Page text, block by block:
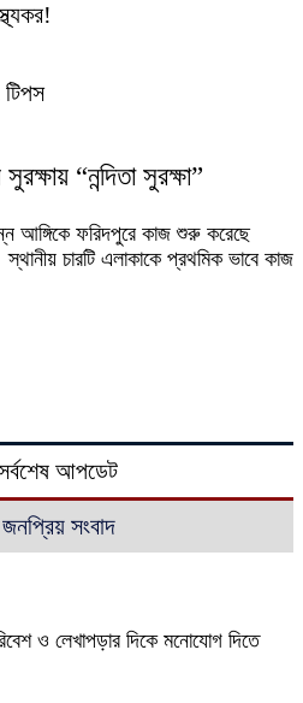
টিপস
“নন্দিতা সুরক্ষা”
আঙ্গিকে ফরিদপুরে কাজ শুরু করেছে
স্থানীয় চারটি এলাকাকে প্রথমিক ভাবে কাজ
আপডেট
জনপ্রিয় সংবাদ
ও লেখাপড়ার দিকে মনোযোগ দিতে